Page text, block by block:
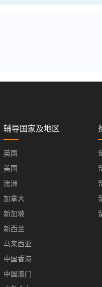
辅导国家及地区
英国
美国
澳洲
加拿大
新加坡
新西兰
马来西亚
中国香港
中国澳门